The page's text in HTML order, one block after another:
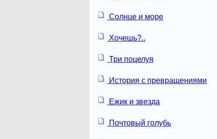
Солнце и море
Хочешь?..
Три поцелуя
История с превращениями
Ежик и звезда
Почтовый голубь